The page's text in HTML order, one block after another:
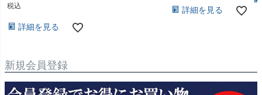
税込
詳細を見る
詳細を見る
新規会員登録